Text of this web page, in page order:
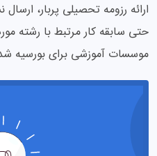
ارائه رزومه تحصیلی پربار،
حتی سابقه کار مرتبط با رشته
موسسات آموزشی برای بورسیه